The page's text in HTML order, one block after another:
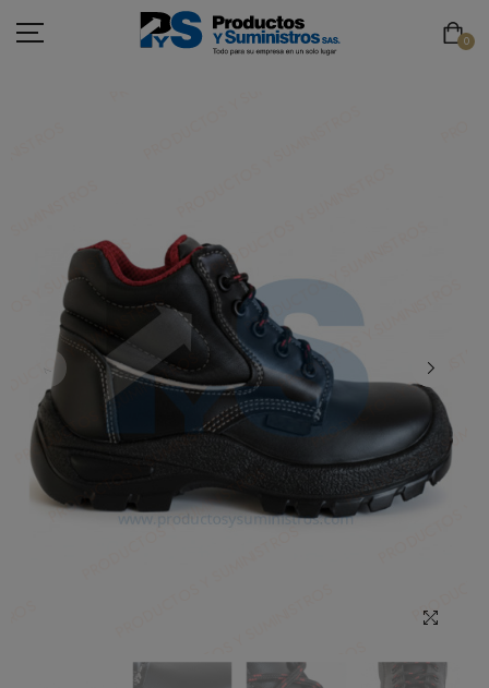
0
CAFETERÍA
SEGURIDAD INDUSTRIAL
TECNOLOGÍA
MOBILIARIO
EMBALAJE
BOTIQUÍN